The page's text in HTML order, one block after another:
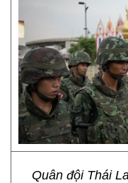
Quân đội Thái